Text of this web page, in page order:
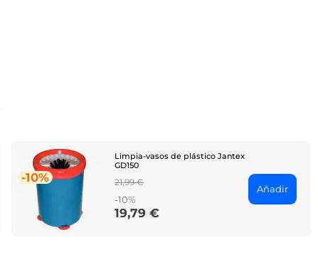
-10%
Limpia-vasos de plástico Jantex
GD150
Regular
price
21,99 €
-10%
Price
19,79 €
Añadir